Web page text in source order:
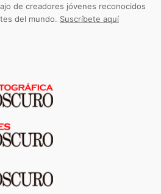
de creadores jóvenes reconocidos
del mundo. Suscríbete aquí